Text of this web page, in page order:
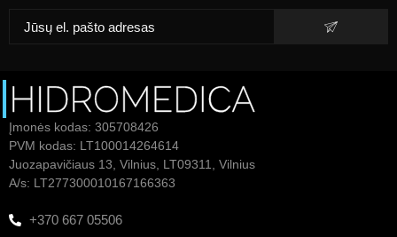
Įmonės kodas: 305708426
PVM kodas: LT100014264614
Juozapavičiaus 13, Vilnius, LT09311, Vilnius
A/s: LT277300010167166363
+370 667 05506